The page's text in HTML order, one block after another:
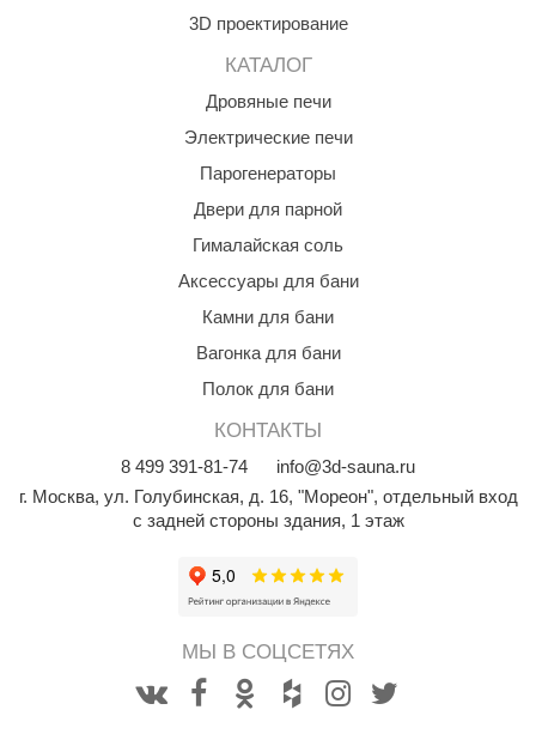
ecology
3D проектирование
КАТАЛОГ
Дровяные печи
Электрические печи
Парогенераторы
Двери для парной
Гималайская соль
Аксессуары для бани
Камни для бани
Вагонка для бани
Полок для бани
КОНТАКТЫ
8 499 391-81-74
info@3d-sauna.ru
г. Москва, ул. Голубинская, д. 16, "Мореон", отдельный вход
с задней стороны здания, 1 этаж
МЫ В СОЦСЕТЯХ